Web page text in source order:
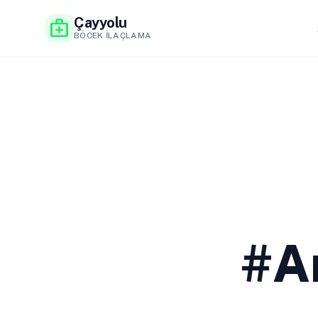
medical_services Çayyolu
BÖCEK İLAÇLAMA